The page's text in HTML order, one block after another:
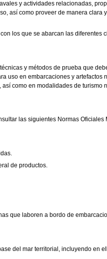
y actividades relacionadas,
así como proveer de manera clara
los que se abarcan las diferentes
y métodos de prueba que
uso en embarcaciones y artefactos
como en modalidades de turismo
las siguientes Normas Oficiales
de productos.
que laboren a bordo de
del mar territorial, incluyendo en